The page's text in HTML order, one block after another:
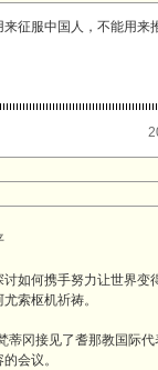
征服中国人，不能用来
如何携手努力让世界变
索枢机祈祷。
蒂冈接见了耆那教国际
会议。